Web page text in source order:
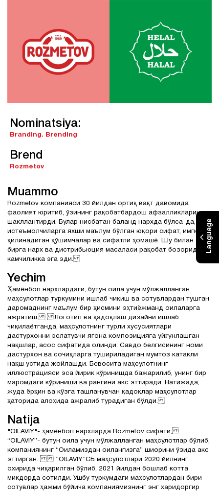
Language
Nominatsiya:
Branding. Brending
Brend
Rozmetov
Muammo
Rozmetov компанияси 30 йилдан ортиқ вақт давомида
фаолият юритиб, ўзининг рақобатбардош афзалликларини
шакллантирди. Булар нисбатан баланд нархда бўлса-да,
истеъмолчиларга яхши маълум бўлган юқори сифат, импорт
қилинадиган қўшимчалар ва сифатли ҳомашё. Шу билан
бирга нарх ва дистрибьюция масаласи рақобат бозорида
камчиликка эга эди.
Yechim
Ҳамёнбоп нархлардаги, бутун оила учун мўлжалланган
маҳсулотлар туркумини ишлаб чиқиш ва сотувлардан тушган
даромаднинг маълум бир қисмини эҳтиёжманд оилаларга
ажратиш. Логотип ва қадоқлаш дизайни ишлаб
чиқилаётганда, маҳсулотнинг турли хусусиятлари
дастурхонни эслатувчи ягона композицияга уйғунлашган
нақшлар, асос сифатида олинди. Савдо белгисининг номи
дастурхон ва сочиқларга тушириладиган мумтоз катакли
нақш устида жойлашди. Бевосита маҳсулотнинг
иллюстрацияси эса йирик кўринишда бажарилиб, унинг бир
маромдаги кўриниши ва рангини акс эттиради. Натижада,
жуда ёрқин ва кўзга ташланувчан қадоқлар маҳсулотлар
қаторида алоҳида ажралиб турадиган бўлди.
Natija
"OILAVIY"- ҳамёнбоп нархларда Rozmetov сифати;
“OILAVIY”- бутун оила учун мўлжалланган маҳсулотлар бўлиб,
компаниянинг “Оиламиздан оилангизга” шиорини ўзида акс
эттирган. “OILAVIY”СБ маҳсулотлари 2020 йилнинг
охирида чиқарилган бўлиб, 2021 йилдан бошлаб котта
микдорда сотилди. Ушбу туркумдаги маҳсулотлардан бири
сотувлар ҳажми бўйича компаниямизнинг энг харидоргир